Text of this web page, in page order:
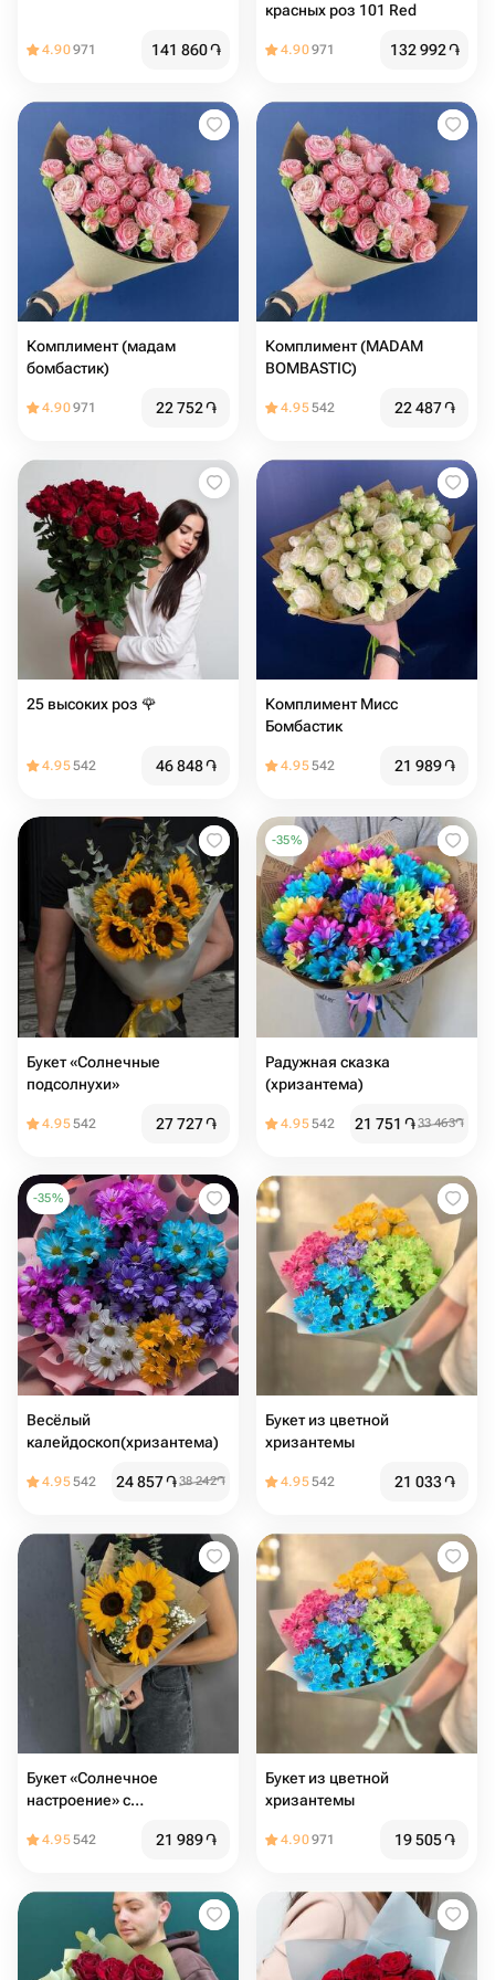
4.90971 141 860֏
красных роз 101 Red
4.90971 132 992֏
Комплимент (мадам
бомбастик)
4.90971 22 752֏
Комплимент (MADAM
BOMBASTIC)
4.95542 22 487֏
25 высоких роз 🌹
4.95542 46 848֏
Комплимент Мисс
Бомбастик
4.95542 21 989֏
Букет «Солнечные
подсолнухи»
4.95542 27 727֏
-35%
Радужная сказка
(хризантема)
4.95542 21 751 ֏33 463֏
-35%
Весёлый
калейдоскоп(хризантема)
4.95542 24 857֏38 242֏
Букет из цветной
хризантемы
4.95542 21 033֏
Букет «Солнечное
настроение» с
4.95542 21 989֏
Букет из цветной
хризантемы
4.90971 19 505֏